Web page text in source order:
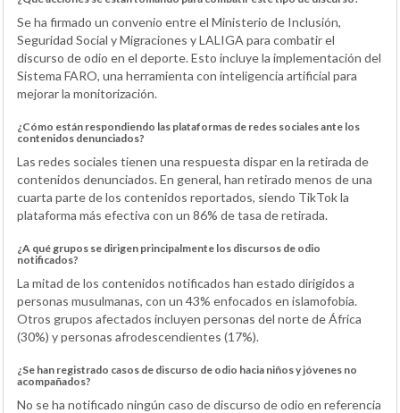
Se ha firmado un convenio entre el Ministerio de Inclusión,
Seguridad Social y Migraciones y LALIGA para combatir el
discurso de odio en el deporte. Esto incluye la implementación del
Sistema FARO, una herramienta con inteligencia artificial para
mejorar la monitorización.
¿Cómo están respondiendo las plataformas de redes sociales ante los
contenidos denunciados?
Las redes sociales tienen una respuesta dispar en la retirada de
contenidos denunciados. En general, han retirado menos de una
cuarta parte de los contenidos reportados, siendo TikTok la
plataforma más efectiva con un 86% de tasa de retirada.
¿A qué grupos se dirigen principalmente los discursos de odio
notificados?
La mitad de los contenidos notificados han estado dirigidos a
personas musulmanas, con un 43% enfocados en islamofobia.
Otros grupos afectados incluyen personas del norte de África
(30%) y personas afrodescendientes (17%).
¿Se han registrado casos de discurso de odio hacia niños y jóvenes no
acompañados?
No se ha notificado ningún caso de discurso de odio en referencia